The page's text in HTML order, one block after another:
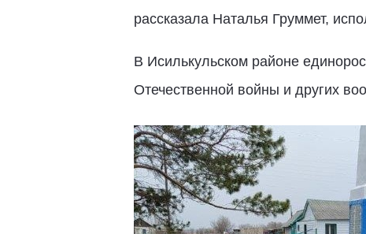
рассказала Наталья Груммет,
В Исилькульском районе
Отечественной войны и других